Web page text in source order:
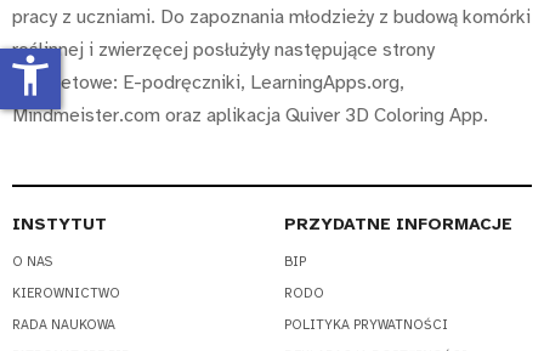
pracy z uczniami. Do zapoznania młodzieży z budową komórki
roślinnej i zwierzęcej posłużyły następujące strony
internetowe: E-podręczniki, LearningApps.org,
Mindmeister.com oraz aplikacja Quiver 3D Coloring App.
INSTYTUT
O NAS
KIEROWNICTWO
RADA NAUKOWA
PRZYDATNE INFORMACJE
BIP
RODO
POLITYKA PRYWATNOŚCI
accessibility_new